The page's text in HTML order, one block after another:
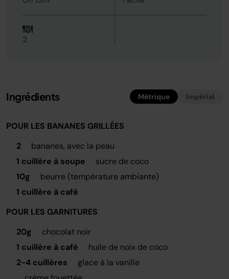
2
Ingrédients Métrique Impérial
POUR LES BANANES GRILLÉES
2
bananes, avec la peau
1 cuillère à soupe
sucre de coco
10g
beurre (température ambiante)
1 cuillère à café
POUR LES GARNITURES
20g
chocolat noir
1 cuillère à café
huile de noix de coco
2-4 cuillères
glace à la vanille